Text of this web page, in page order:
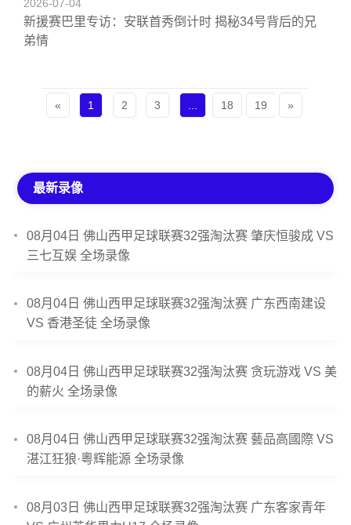
2026-07-04
新援赛巴里专访：安联首秀倒计时 揭秘34号背后的兄
弟情
« 1 2 3 18 19 »
最新录像
08月04日 佛山西甲足球联赛32强淘汰赛 肇庆恒骏成 VS
三七互娱 全场录像
08月04日 佛山西甲足球联赛32强淘汰赛 广东西南建设
VS 香港圣徒 全场录像
08月04日 佛山西甲足球联赛32强淘汰赛 贪玩游戏 VS 美
的薪火 全场录像
08月04日 佛山西甲足球联赛32强淘汰赛 藝品高國際 VS
湛江狂狼·粵辉能源 全场录像
08月03日 佛山西甲足球联赛32强淘汰赛 广东客家青年